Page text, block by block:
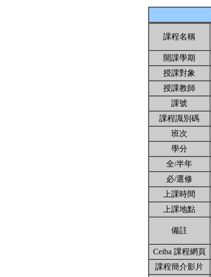
課程名稱
開課學期
授課對象
授課教師
課號
課程識別碼
班次
學分
全/半年
必/選修
上課時間
上課地點
備註
Ceiba 課程網頁
課程簡介影片